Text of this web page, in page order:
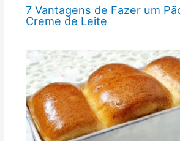
7 Vantagens de Fazer um
Creme de Leite